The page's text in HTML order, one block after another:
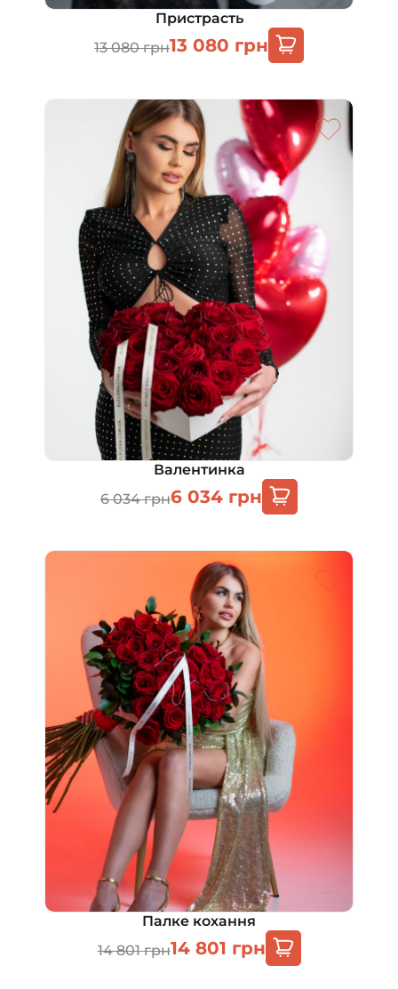
Пристрасть
13 080 грн13 080 грн
Валентинка
6 034 грн6 034 грн
Палке кохання
14 801 грн14 801 грн